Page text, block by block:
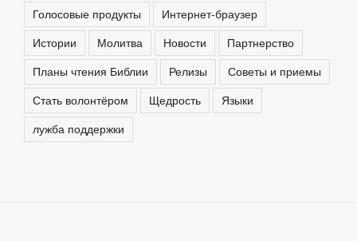
Голосовые продукты
Интернет-браузер
Истории
Молитва Новости
Партнерство
Планы чтения Библии
Релизы
Советы и приемы
Стать волонтёром
Щедрость
Языки
лужба поддержки